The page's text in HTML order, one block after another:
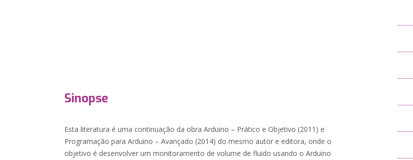
Sinopse
Esta literatura é uma continuação da obra Arduino – Prático e Objetivo (2011) e
Programação para Arduino – Avançado (2014) do mesmo autor e editora, onde o
objetivo é desenvolver um monitoramento de volume de fluido usando o Arduino